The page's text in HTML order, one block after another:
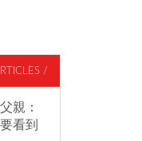
/
親：
看到